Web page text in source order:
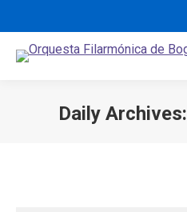
Daily Archives: